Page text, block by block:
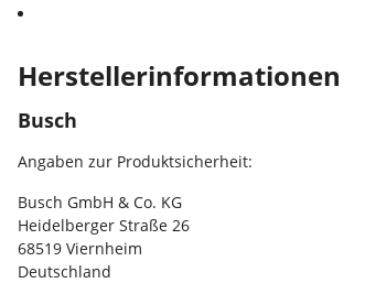
Herstellerinformationen
Busch
Angaben zur Produktsicherheit:
Busch GmbH & Co. KG
Heidelberger Straße 26
68519 Viernheim
Deutschland